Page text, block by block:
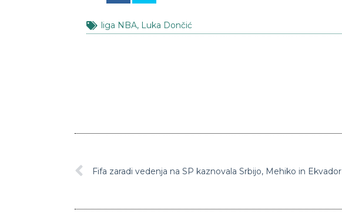
liga NBA, Luka Dončić
Fifa zaradi vedenja na SP kaznovala Srbijo, Mehiko in Ekvador